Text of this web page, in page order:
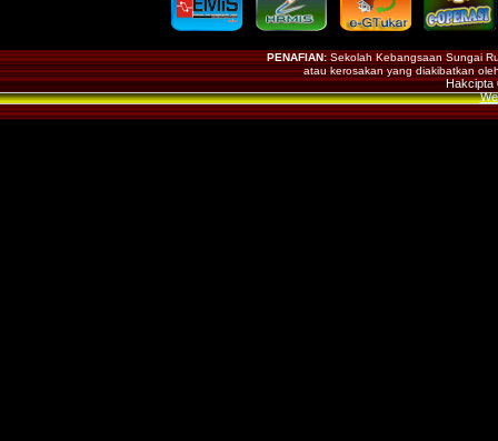
PENAFIAN:Sekolah Kebangsaan Sungai
atau kerosakan yang diakibatkan
Hakcipta